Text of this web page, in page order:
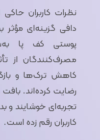
نظرات کاربران
دافی گزینه‌ای
پوستی کف پا
مصرف‌کنندگان از
کاهش ترک‌ها و
رضایت کرده‌اند.
تجربه‌ای خوشایند و
کاربران رقم زده است.